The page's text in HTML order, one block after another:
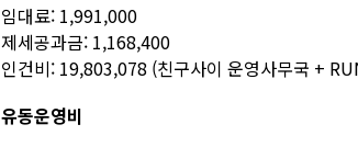
임대료: 1,991,000
제세공과금: 1,168,400
인건비: 19,803,078 (친구사이 운영사무국 +
유동운영비